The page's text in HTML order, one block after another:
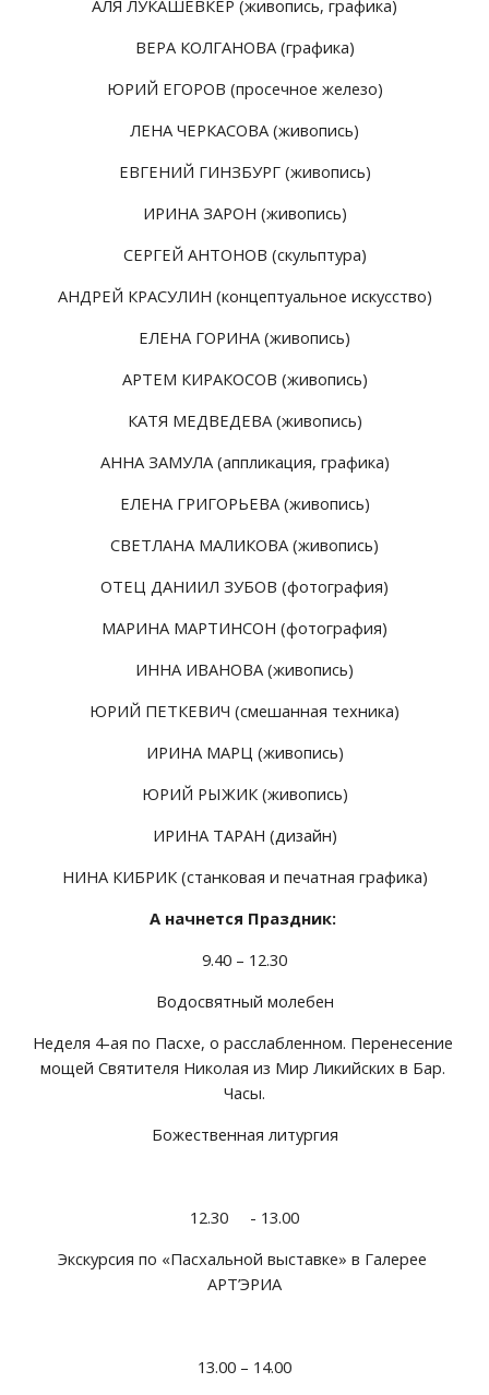
АЛЯ ЛУКАШЕВКЕР (живопись, графика)
ВЕРА КОЛГАНОВА (графика)
ЮРИЙ ЕГОРОВ (просечное железо)
ЛЕНА ЧЕРКАСОВА (живопись)
ЕВГЕНИЙ ГИНЗБУРГ (живопись)
ИРИНА ЗАРОН (живопись)
СЕРГЕЙ АНТОНОВ (скульптура)
АНДРЕЙ КРАСУЛИН (концептуальное искусство)
ЕЛЕНА ГОРИНА (живопись)
АРТЕМ КИРАКОСОВ (живопись)
КАТЯ МЕДВЕДЕВА (живопись)
АННА ЗАМУЛА (аппликация, графика)
ЕЛЕНА ГРИГОРЬЕВА (живопись)
СВЕТЛАНА МАЛИКОВА (живопись)
ОТЕЦ ДАНИИЛ ЗУБОВ (фотография)
МАРИНА МАРТИНСОН (фотография)
ИННА ИВАНОВА (живопись)
ЮРИЙ ПЕТКЕВИЧ (смешанная техника)
ИРИНА МАРЦ (живопись)
ЮРИЙ РЫЖИК (живопись)
ИРИНА ТАРАН (дизайн)
НИНА КИБРИК (станковая и печатная графика)
А начнется Праздник:
9.40 – 12.30
Водосвятный молебен
Неделя 4-ая по Пасхе, о расслабленном. Перенесение
мощей Святителя Николая из Мир Ликийских в Бар.
Часы.
Божественная литургия
12.30     - 13.00
Экскурсия по «Пасхальной выставке» в Галерее
АРТ’ЭРИА
13.00 – 14.00